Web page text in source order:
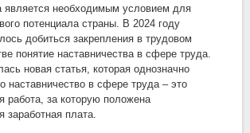
является необходимым условием для
потенциала страны. В 2024 году
добиться закрепления в трудовом
понятие наставничества в сфере труда.
новая статья, которая однозначно
наставничество в сфере труда – это
работа, за которую положена
заработная плата.